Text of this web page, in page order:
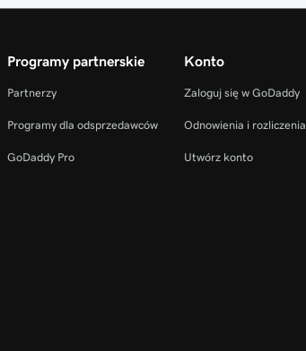
Programy partnerskie
Partnerzy
Programy dla odsprzedawców
GoDaddy Pro
Konto
Zaloguj się w GoDaddy
Odnowienia i rozliczenia
Utwórz konto